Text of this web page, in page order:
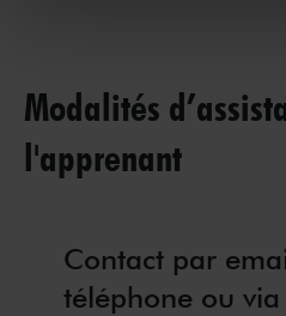
Modalités
l'apprenant
Contact par
téléphone ou